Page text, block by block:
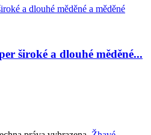
široké a dlouhé měděné...